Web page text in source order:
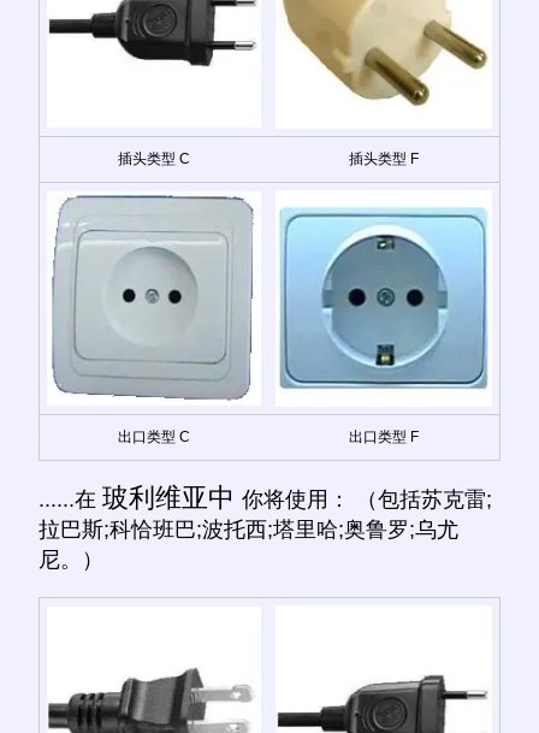
插头类型 C 插头类型 F
出口类型 C 出口类型 F
......在 玻利维亚中 你将使用： （包括苏克雷;
拉巴斯;科恰班巴;波托西;塔里哈;奥鲁罗;乌尤
尼。）